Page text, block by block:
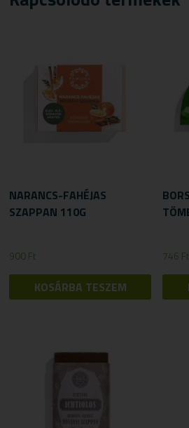
NARANCS-FAHÉJAS
SZAPPAN 110G
900Ft
KOSÁRBA TESZEM
746 Ft